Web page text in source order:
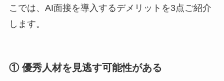
こでは、AI面接を導入するデメリットを3点ご紹介
します。
① 優秀人材を見逃す可能性がある